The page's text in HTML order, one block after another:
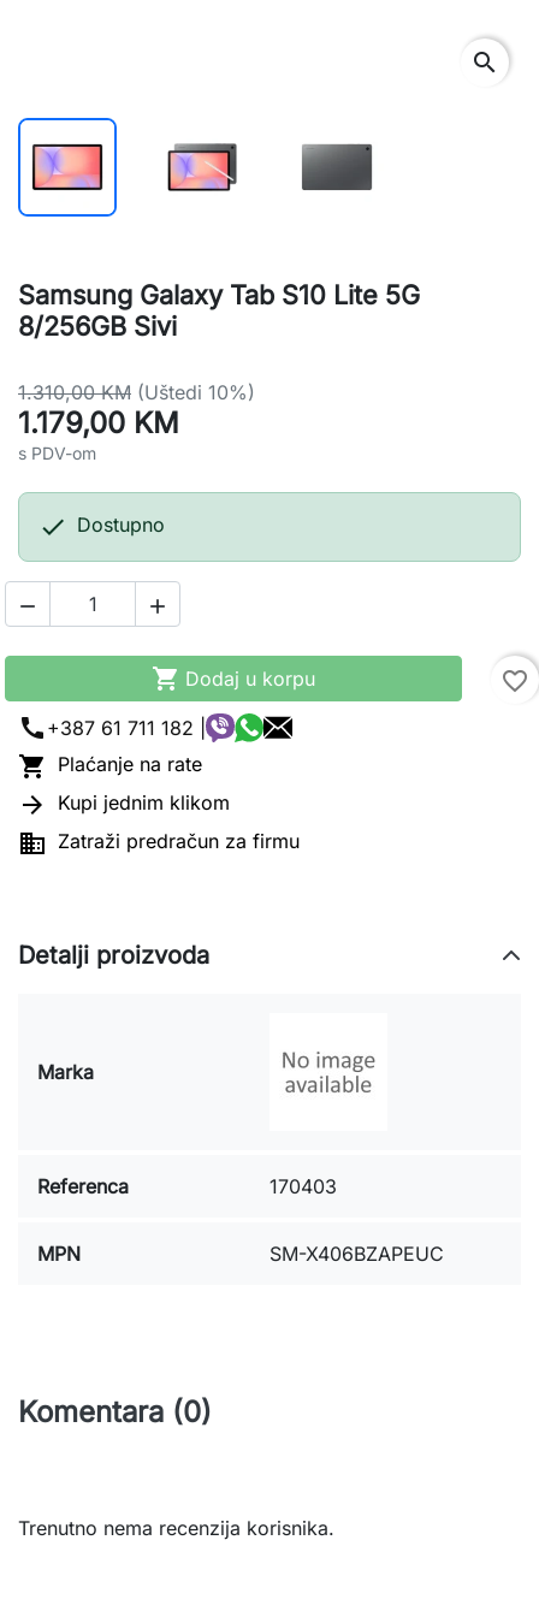
search
Samsung Galaxy Tab S10 Lite 5G
8/256GB Sivi
1.310,00 KM (Uštedi 10%)
1.179,00 KM
s PDV-om
 Dostupno
 
 Dodaj u korpu
favorite_border
call +387 61 711 182 |
 Plaćanje na rate
 Kupi jednim klikom
 Zatraži predračun za firmu
Detalji proizvoda
Marka
Referenca 170403
MPN SM-X406BZAPEUC
Komentara (0)
Trenutno nema recenzija korisnika.